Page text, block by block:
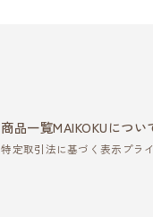
商品一覧MAIKOKUについ
特定取引法に基づく表示 プラ